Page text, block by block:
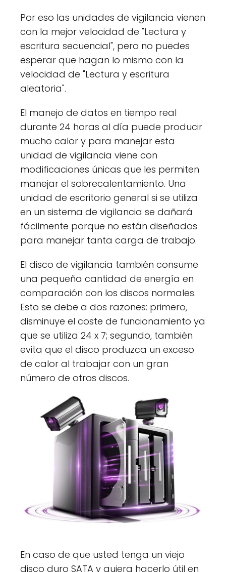
Por eso las unidades de vigilancia vienen
con la mejor velocidad de "Lectura y
escritura secuencial", pero no puedes
esperar que hagan lo mismo con la
velocidad de "Lectura y escritura
aleatoria".
El manejo de datos en tiempo real
durante 24 horas al día puede producir
mucho calor y para manejar esta
unidad de vigilancia viene con
modificaciones únicas que les permiten
manejar el sobrecalentamiento. Una
unidad de escritorio general si se utiliza
en un sistema de vigilancia se dañará
fácilmente porque no están diseñados
para manejar tanta carga de trabajo.
El disco de vigilancia también consume
una pequeña cantidad de energía en
comparación con los discos normales.
Esto se debe a dos razones: primero,
disminuye el coste de funcionamiento ya
que se utiliza 24 x 7; segundo, también
evita que el disco produzca un exceso
de calor al trabajar con un gran
número de otros discos.
En caso de que usted tenga un viejo
disco duro SATA y quiera hacerlo útil en